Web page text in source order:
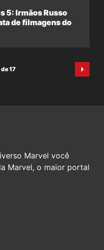
5: Irmãos Russo
de filmagens do
17
Marvel você
Marvel, o maior portal